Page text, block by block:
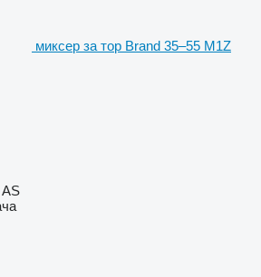
миксер за тор Brand 35–55 M1Z